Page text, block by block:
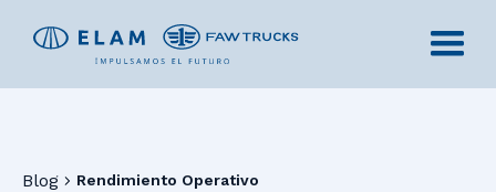
Blog Rendimiento Operativo